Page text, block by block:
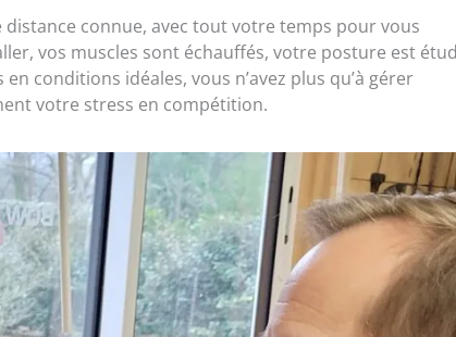
connue, avec tout votre temps pour vous
vos muscles sont échauffés, votre posture est
conditions idéales, vous n’avez plus qu’à gérer
votre stress en compétition.